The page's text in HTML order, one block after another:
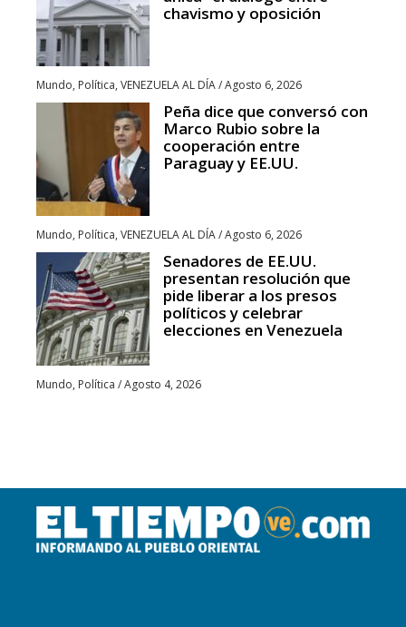
chavismo y oposición
Mundo, Política, VENEZUELA AL DÍA/Agosto 6, 2026
Peña dice que conversó con
Marco Rubio sobre la
cooperación entre
Paraguay y EE.UU.
Mundo, Política, VENEZUELA AL DÍA/Agosto 6, 2026
Senadores de EE.UU.
presentan resolución que
pide liberar a los presos
políticos y celebrar
elecciones en Venezuela
Mundo, Política /Agosto 4, 2026